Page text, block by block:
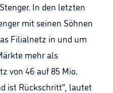
In den letzten
mit seinen Söhnen
Filialnetz in und um
mehr als
von 46 auf 85 Mio.
ist Rückschritt“, lautet